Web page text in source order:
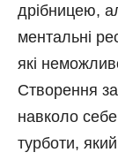
дрібницею,
ментальні
які
Створення
навколо
турботи,